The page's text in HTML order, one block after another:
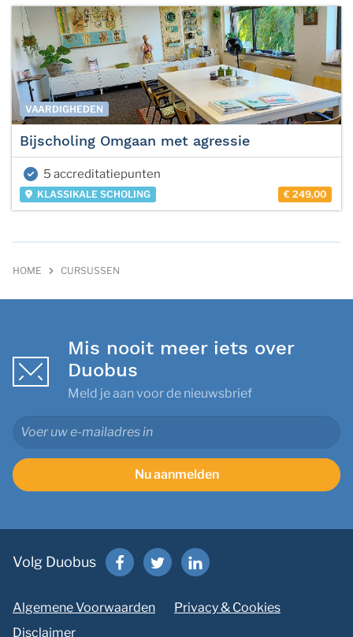
VAARDIGHEDEN
Bijscholing Omgaan met agressie
5 accreditatiepunten
KLASSIKALE SCHOLING € 249,00
HOME CURSUSSEN
Mis nooit meer iets over
Duobus
Meld je aan voor de nieuwsbrief
Nu aanmelden
Volg Duobus
Algemene Voorwaarden
Privacy & Cookies
Disclaimer